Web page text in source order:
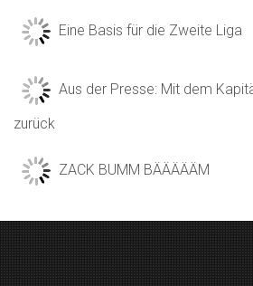
Eine Basis für die Zweite Liga
Aus der Presse: Mit dem
zurück
ZACK BUMM BÄÄÄÄÄM